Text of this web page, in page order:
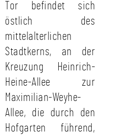
Tor befindet sich
östlich des
mittelalterlichen
Stadtkerns, an der
Kreuzung Heinrich-
Heine-Allee zur
Maximilian-Weyhe-
Allee, die durch den
Hofgarten führend,